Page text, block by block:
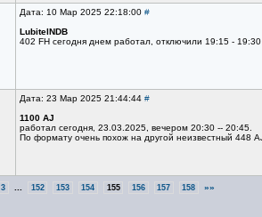
Дата: 10 Мар 2025 22:18:00 #
LubitelNDB
402 FH сегодня днем работал, отключили 19:15 - 19:30
Дата: 23 Мар 2025 21:44:44 #
1100 AJ
работал сегодня, 23.03.2025, вечером 20:30 -- 20:45.
По формату очень похож на другой неизвестный 448
3 152 153 154 155 156 157 158 »»